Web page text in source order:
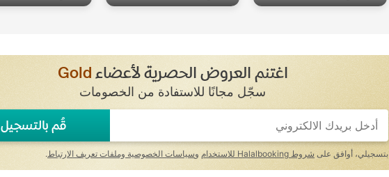
اغتنم العروض الحصرية لأعضاء Gold
سجّل مجانًا للاستفادة من الخصومات
If
you
are
a
human,
ignore
قُم بالتسجيل
بتسجيلي، أوافق على شروط Halalbooking للاستخدام وسياسات الخصوصية وملفات تعريف الارتباط .